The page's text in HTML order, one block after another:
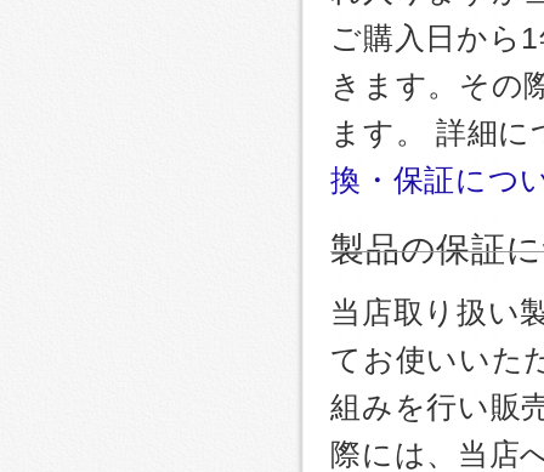
ご購入日から
きます。その
ます。 詳細
換・保証につ
製品の保証
当店取り扱い
てお使いいた
組みを行い販
際には、当店